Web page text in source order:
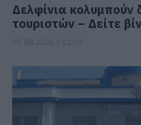
Δελφίνια κολυμπούν
τουριστών – Δείτε